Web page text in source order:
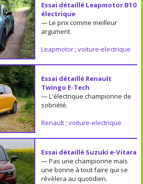
Essai détaillé Leapmotor B10
électrique
— Le prix comme meilleur
argument.
Leapmotor; voiture-electrique
Essai détaillé Renault
Twingo E-Tech
— L'électrique championne de
sobriété.
Renault; voiture-electrique
Essai détaillé Suzuki e-Vitara
— Pas une championne mais
une bonne à tout faire qui se
révèlera au quotidien.